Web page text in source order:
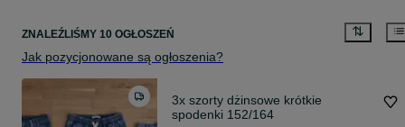
ZNALEŹLIŚMY 10 OGŁOSZEŃ
Jak pozycjonowane są ogłoszenia?
3x szorty dżinsowe krótkie
spodenki 152/164